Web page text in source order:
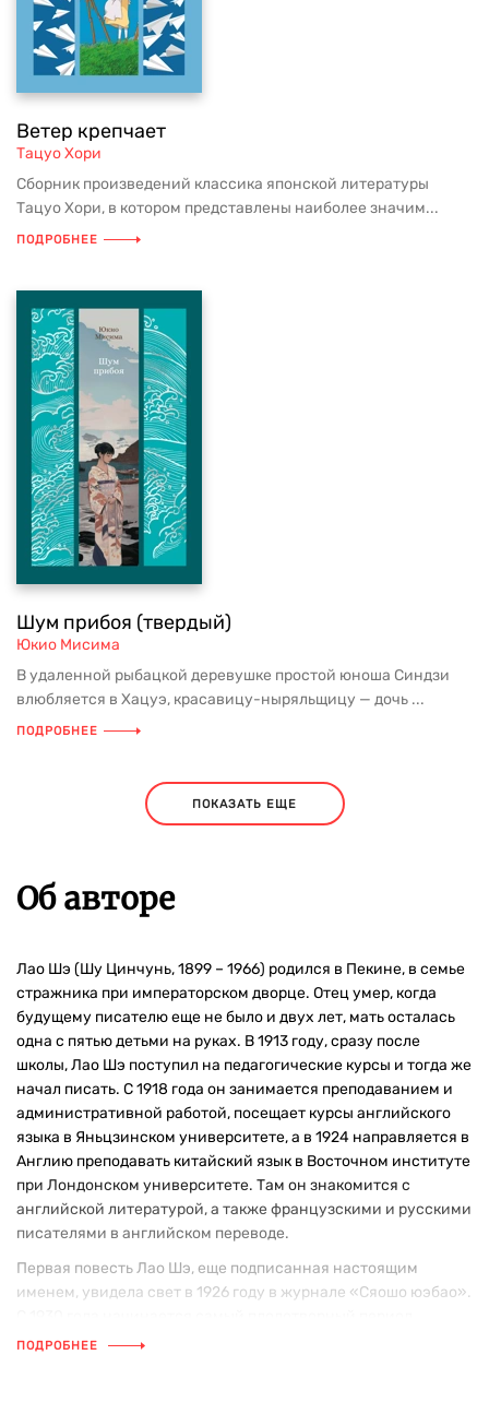
Ветер крепчает
Тацуо Хори
Сборник произведений классика японской литературы
Тацуо Хори, в котором представлены наиболее значим...
ПОДРОБНЕЕ
Шум прибоя (твердый)
Юкио Мисима
В удаленной рыбацкой деревушке простой юноша Синдзи
влюбляется в Хацуэ, красавицу-ныряльщицу — дочь ...
ПОДРОБНЕЕ
ПОКАЗАТЬ ЕЩЕ
Об авторе
Лао Шэ (Шу Цинчунь, 1899 – 1966) родился в Пекине, в семье
стражника при императорском дворце. Отец умер, когда
будущему писателю еще не было и двух лет, мать осталась
одна с пятью детьми на руках. В 1913 году, сразу после
школы, Лао Шэ поступил на педагогические курсы и тогда же
начал писать. С 1918 года он занимается преподаванием и
административной работой, посещает курсы английского
языка в Яньцзинском университете, а в 1924 направляется в
Англию преподавать китайский язык в Восточном институте
при Лондонском университете. Там он знакомится с
английской литературой, а также французскими и русскими
писателями в английском переводе.
Первая повесть Лао Шэ, еще подписанная настоящим
именем, увидела свет в 1926 году в журнале «Сяошо юэбао».
творчества Лао Шэ — выходят романы «Записки о кошачьем
ПОДРОБНЕЕ